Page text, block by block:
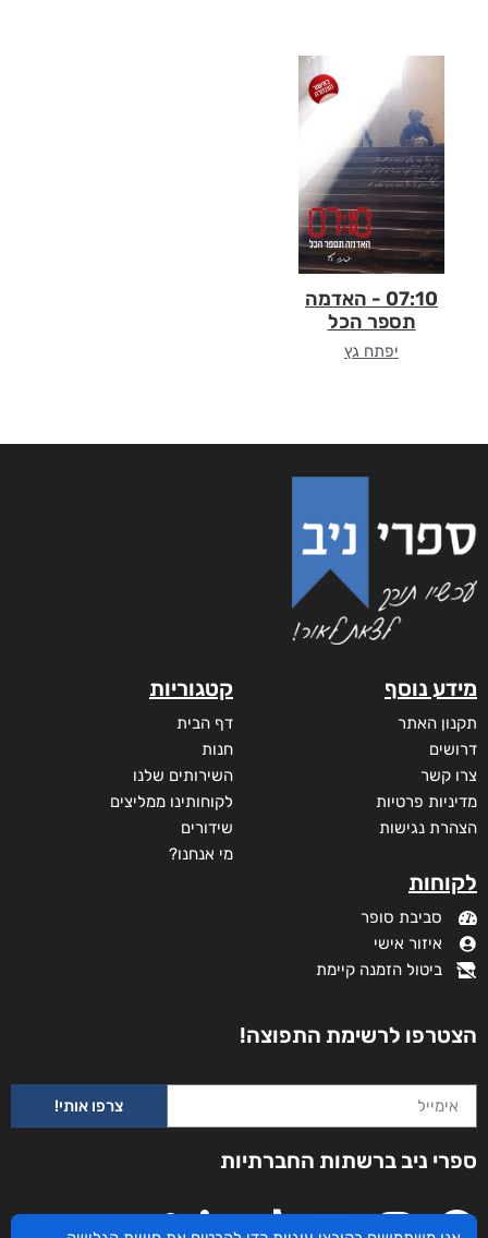
07:10 - האדמה
תספר הכל
יפתח גץ
מידע נוסף
תקנון האתר
דרושים
צרו קשר
מדיניות פרטיות
הצהרת נגישות
לקוחות
סביבת סופר
איזור אישי
ביטול הזמנה קיימת
קטגוריות
דף הבית
חנות
השירותים שלנו
לקוחותינו ממליצים
שידורים
מי אנחנו?
הצטרפו לרשימת התפוצה!
צרפו אותי!
ספרי ניב ברשתות החברתיות